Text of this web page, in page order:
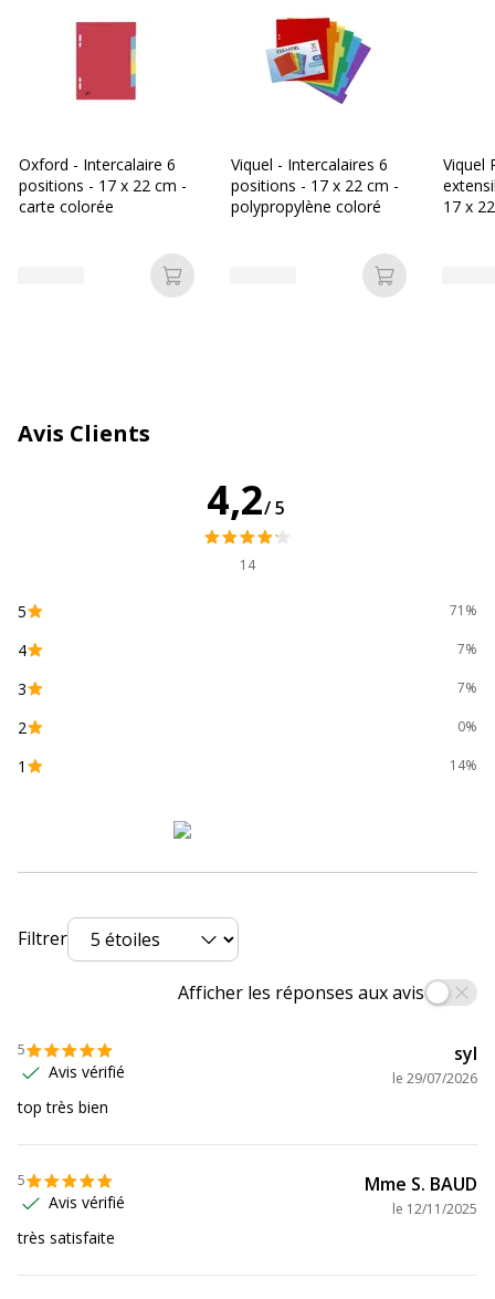
225 g/m2
Nombre de
positions
Intercalaire
Code barre maitre
Référence produit fabricant
Dimensions et poids
Largeur 220 mm
61 g
Profondeur
Oxford - Intercalaire 6
positions - 17 x 22 cm -
carte colorée
Ajouter au panier
Viquel - Intercalaires 6
positions - 17 x 22 cm -
polypropylène coloré
Ajouter au
Viquel
17 x
Avis Clients
4,2/5
14
5 71%
4 7%
3 7%
2 0%
1 14%
Filtrer
Afficher les réponses aux avis
5
Avis vérifié
syl
le 29/07/2026
top très bien
5
Avis vérifié
Mme S. BAUD
le 12/11/2025
très satisfaite